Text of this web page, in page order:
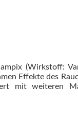
(Wirkstoff:
Effekte des
mit weiteren